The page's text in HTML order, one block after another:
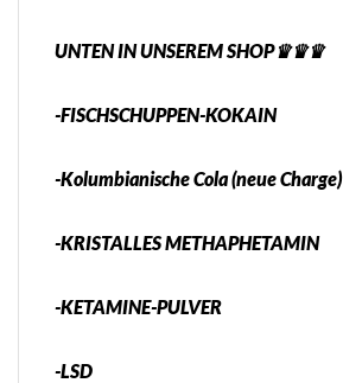
UNTEN IN UNSEREM SHOP♛♛♛
-FISCHSCHUPPEN-KOKAIN
-Kolumbianische Cola (neue Charge)
-KRISTALLES METHAPHETAMIN
-KETAMINE-PULVER
-LSD